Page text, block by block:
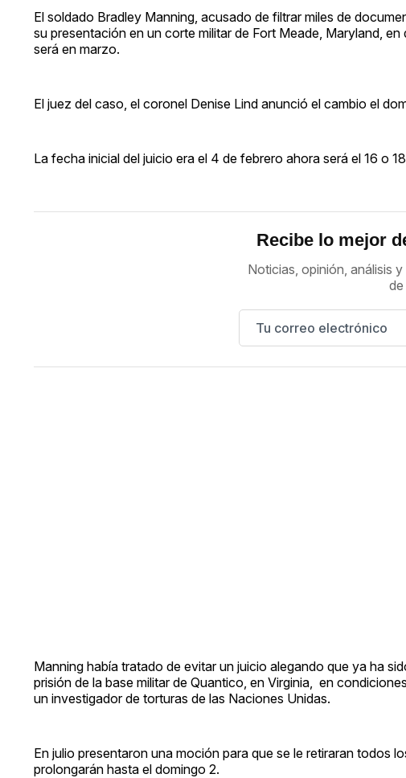
El soldado Bradley Manning, acusado de filtrar miles de
su presentación en un corte militar de Fort Meade, Maryland,
será en marzo.
El juez del caso, el coronel Denise Lind anunció el cambio el
La fecha inicial del juicio era el 4 de febrero ahora será el 16 o
Recibe lo mejor
Noticias, opinión, análisis
Manning había tratado de evitar un juicio alegando que ya ha
prisión de la base militar de Quantico, en Virginia, en
un investigador de torturas de las Naciones Unidas.
En julio presentaron una moción para que se le retiraran todos
prolongarán hasta el domingo 2.